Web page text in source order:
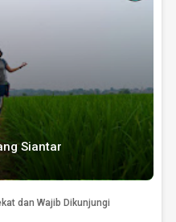
Siantar
dan Wajib Dikunjungi